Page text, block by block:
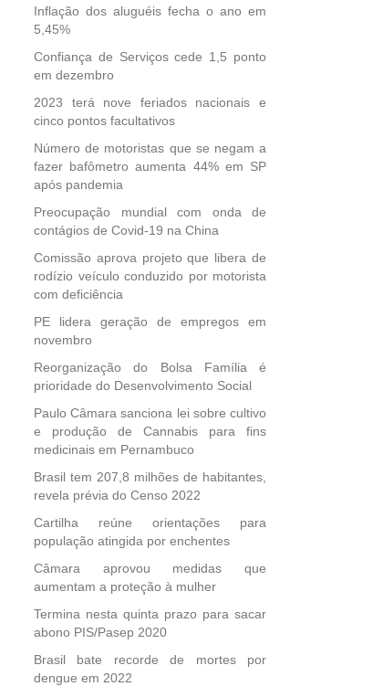
Inflação dos aluguéis fecha o ano em
5,45%
Confiança de Serviços cede 1,5 ponto
em dezembro
2023 terá nove feriados nacionais e
cinco pontos facultativos
Número de motoristas que se negam a
fazer bafômetro aumenta 44% em SP
após pandemia
Preocupação mundial com onda de
contágios de Covid-19 na China
Comissão aprova projeto que libera de
rodízio veículo conduzido por motorista
com deficiência
PE lidera geração de empregos em
novembro
Reorganização do Bolsa Família é
prioridade do Desenvolvimento Social
Paulo Câmara sanciona lei sobre cultivo
e produção de Cannabis para fins
medicinais em Pernambuco
Brasil tem 207,8 milhões de habitantes,
revela prévia do Censo 2022
Cartilha reúne orientações para
população atingida por enchentes
Câmara aprovou medidas que
aumentam a proteção à mulher
Termina nesta quinta prazo para sacar
abono PIS/Pasep 2020
Brasil bate recorde de mortes por
dengue em 2022